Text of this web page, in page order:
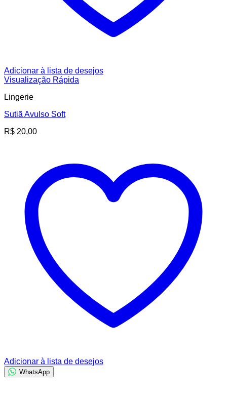
Adicionar à lista de desejos
Visualização Rápida
Lingerie
Sutiã Avulso Soft
R$ 20,00
Adicionar à lista de desejos
WhatsApp